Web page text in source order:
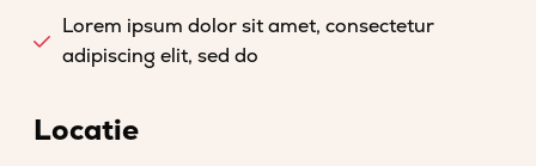
Lorem ipsum dolor sit amet, consectetur
adipiscing elit, sed do
Locatie